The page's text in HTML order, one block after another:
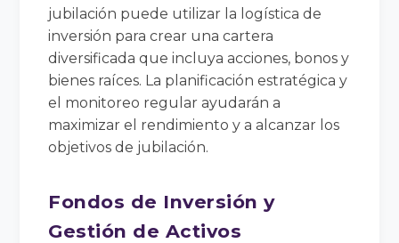
jubilación puede utilizar la logística de
inversión para crear una cartera
diversificada que incluya acciones, bonos y
bienes raíces. La planificación estratégica y
el monitoreo regular ayudarán a
maximizar el rendimiento y a alcanzar los
objetivos de jubilación.
Fondos de Inversión y
Gestión de Activos